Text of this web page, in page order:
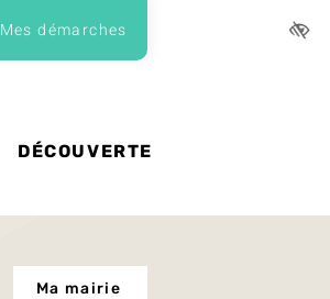
Mes démarches
DÉCOUVERTE
Ma mairie